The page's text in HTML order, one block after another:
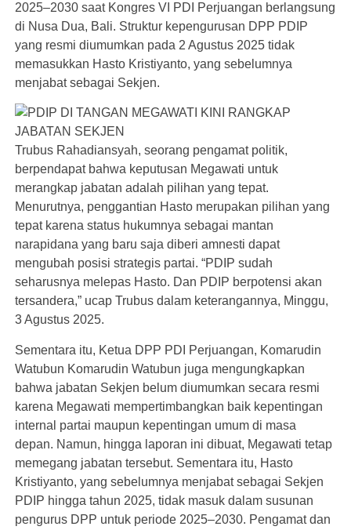
2025–2030 saat Kongres VI PDI Perjuangan berlangsung
di Nusa Dua, Bali. Struktur kepengurusan DPP PDIP
yang resmi diumumkan pada 2 Agustus 2025 tidak
memasukkan Hasto Kristiyanto, yang sebelumnya
menjabat sebagai Sekjen.
Trubus Rahadiansyah, seorang pengamat politik,
berpendapat bahwa keputusan Megawati untuk
merangkap jabatan adalah pilihan yang tepat.
Menurutnya, penggantian Hasto merupakan pilihan yang
tepat karena status hukumnya sebagai mantan
narapidana yang baru saja diberi amnesti dapat
mengubah posisi strategis partai. “PDIP sudah
seharusnya melepas Hasto. Dan PDIP berpotensi akan
tersandera,” ucap Trubus dalam keterangannya, Minggu,
3 Agustus 2025.
Sementara itu, Ketua DPP PDI Perjuangan, Komarudin
Watubun Komarudin Watubun juga mengungkapkan
bahwa jabatan Sekjen belum diumumkan secara resmi
karena Megawati mempertimbangkan baik kepentingan
internal partai maupun kepentingan umum di masa
depan. Namun, hingga laporan ini dibuat, Megawati tetap
memegang jabatan tersebut. Sementara itu, Hasto
Kristiyanto, yang sebelumnya menjabat sebagai Sekjen
PDIP hingga tahun 2025, tidak masuk dalam susunan
pengurus DPP untuk periode 2025–2030. Pengamat dan